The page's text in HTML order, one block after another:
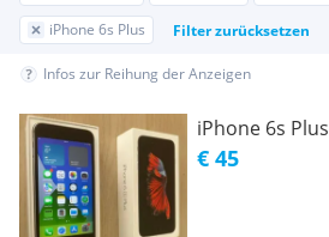
iPhone 6s Plus Filter zurücksetzen
Infos zur Reihung der Anzeigen
iPhone 6s Plus
€ 45